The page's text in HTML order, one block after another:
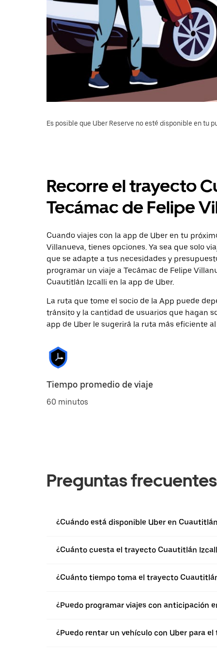
Es posible que Uber Reserve no esté disponible en tu
Recorre el trayecto
Tecámac de Felipe
Cuando viajes con la app de Uber en tu
Villanueva, tienes opciones. Ya sea que solo
que se adapte a tus necesidades y
programar un viaje a Tecámac de Felipe
Cuautitlán Izcalli en la app de Uber.
La ruta que tome el socio de la App puede
tránsito y la cantidad de usuarios que hagan
app de Uber le sugerirá la ruta más eficiente
Tiempo promedio de viaje
60 minutos
Preguntas frecuentes
¿Cuándo está disponible Uber en
¿Cuánto cuesta el trayecto Cuautitlán
¿Cuánto tiempo toma el trayecto
¿Puedo programar viajes con anticipación
¿Puedo rentar un vehículo con Uber para